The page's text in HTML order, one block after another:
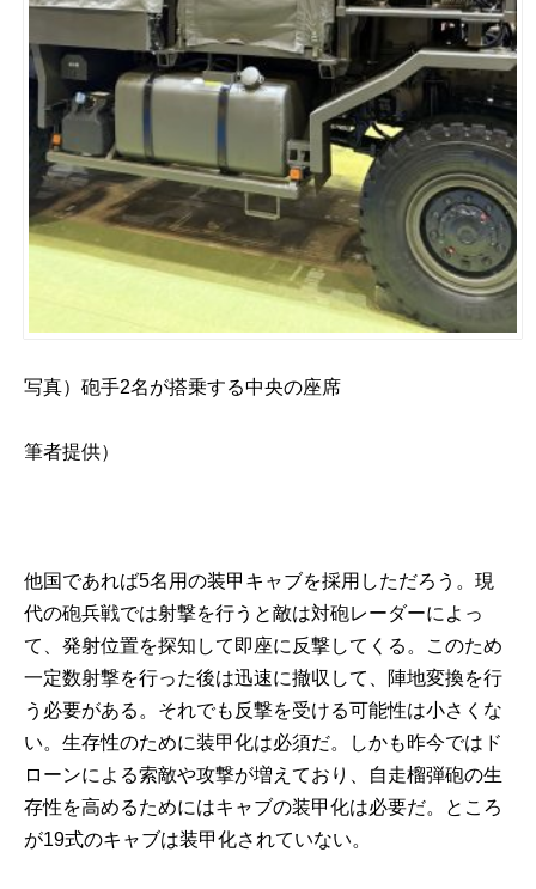
写真）砲手2名が搭乗する中央の座席
筆者提供）
他国であれば5名用の装甲キャブを採用しただろう。現
代の砲兵戦では射撃を行うと敵は対砲レーダーによっ
て、発射位置を探知して即座に反撃してくる。このため
一定数射撃を行った後は迅速に撤収して、陣地変換を行
う必要がある。それでも反撃を受ける可能性は小さくな
い。生存性のために装甲化は必須だ。しかも昨今ではド
ローンによる索敵や攻撃が増えており、自走榴弾砲の生
存性を高めるためにはキャブの装甲化は必要だ。ところ
が19式のキャブは装甲化されていない。